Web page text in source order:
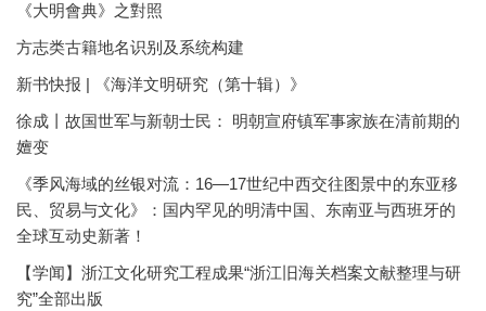
《大明會典》之對照
方志类古籍地名识别及系统构建
新书快报 | 《海洋文明研究（第十辑）》
徐成丨故国世军与新朝士民： 明朝宣府镇军事家族在清前期的
嬗变
《季风海域的丝银对流：16—17世纪中西交往图景中的东亚移
民、贸易与文化》：国内罕见的明清中国、东南亚与西班牙的
全球互动史新著！
【学闻】浙江文化研究工程成果“浙江旧海关档案文献整理与研
究”全部出版